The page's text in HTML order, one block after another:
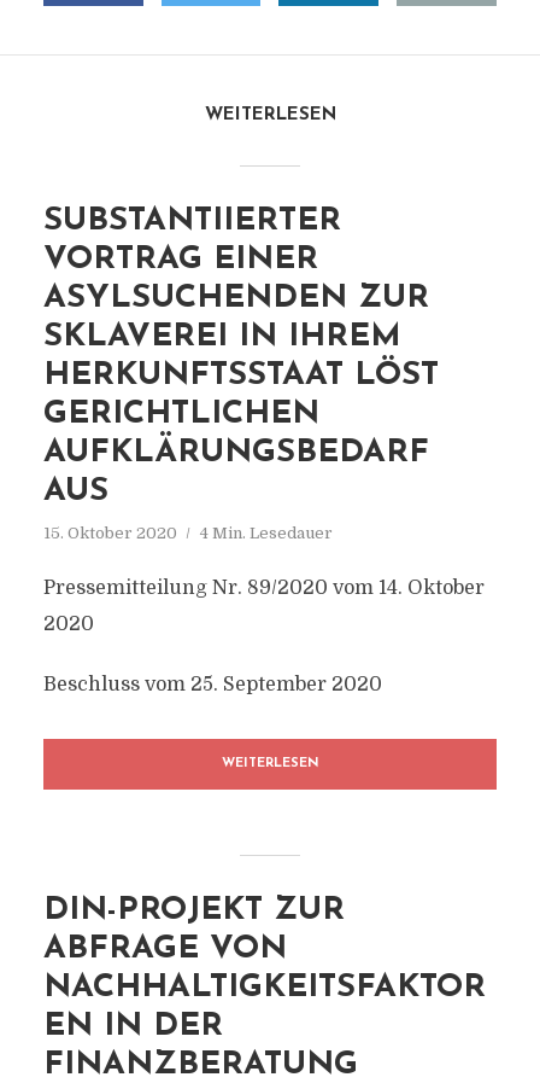
WEITERLESEN
SUBSTANTIIERTER
VORTRAG EINER
ASYLSUCHENDEN ZUR
SKLAVEREI IN IHREM
HERKUNFTSSTAAT LÖST
GERICHTLICHEN
AUFKLÄRUNGSBEDARF
AUS
15. Oktober 2020 4 Min. Lesedauer
Pressemitteilung Nr. 89/2020 vom 14. Oktober
2020
Beschluss vom 25. September 2020
WEITERLESEN
DIN-PROJEKT ZUR
ABFRAGE VON
NACHHALTIGKEITSFAKTOR
EN IN DER
FINANZBERATUNG